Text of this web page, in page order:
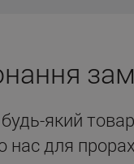
який
нас для